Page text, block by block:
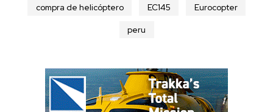
compra de helicóptero EC145 Eurocopter
peru